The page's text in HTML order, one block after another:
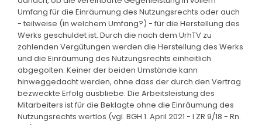
Umfang für die Einräumung des Nutzungsrechts oder auch
- teilweise (in welchem Umfang?) - für die Herstellung des
Werks geschuldet ist. Durch die nach dem UrhTV zu
zahlenden Vergütungen werden die Herstellung des Werks
und die Einräumung des Nutzungsrechts einheitlich
abgegolten. Keiner der beiden Umstände kann
hinweggedacht werden, ohne dass der durch den Vertrag
bezweckte Erfolg ausbliebe. Die Arbeitsleistung des
Mitarbeiters ist für die Beklagte ohne die Einräumung des
Nutzungsrechts wertlos (vgl. BGH 1. April 2021 - I ZR 9/18 - Rn.